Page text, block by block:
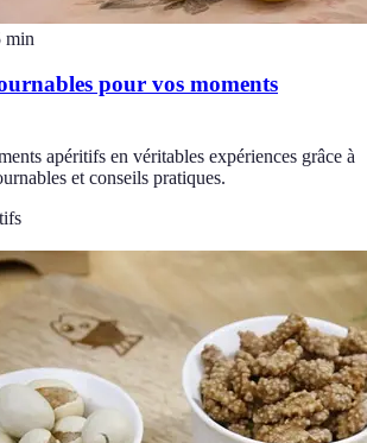
min
pour vos moments
apéritifs en véritables expériences grâce à
et conseils pratiques.